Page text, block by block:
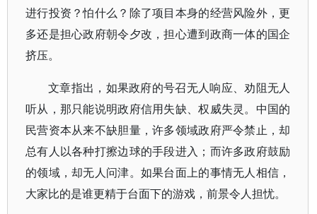
进行投资？怕什么？除了项目本身的经营风险外，更
多还是担心政府朝令夕改，担心遭到政商一体的国企
挤压。
文章指出，如果政府的号召无人响应、劝阻无人
听从，那只能说明政府信用失缺、权威失灵。中国的
民营资本从来不缺胆量，许多领域政府严令禁止，却
总有人以各种打擦边球的手段进入；而许多政府鼓励
的领域，却无人问津。如果台面上的事情无人相信，
大家比的是谁更精于台面下的游戏，前景令人担忧。